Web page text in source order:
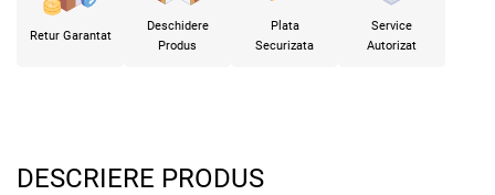
Retur Garantat
Deschidere
Produs
Plata
Securizata
Service
Autorizat
DESCRIERE PRODUS